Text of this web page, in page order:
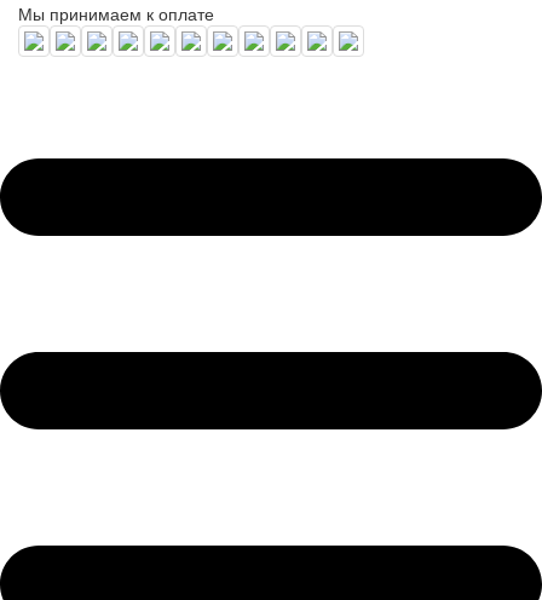
Мы принимаем к оплате